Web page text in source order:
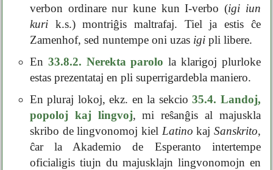
verbon ordinare nur kune kun I-verbo (igi iun
kurik.s.) montriĝis maltrafaj. Tiel ja estis ĉe
Zamenhof, sed nuntempe oni uzas igipli libere.
En 33.8.2. Nerekta parolo la klarigoj plurloke
estas prezentataj en pli superrigardebla maniero.
En pluraj lokoj, ekz. en la sekcio35.4. Landoj,
popoloj kaj lingvoj, mi reŝanĝis al majuskla
skribo de lingvonomoj kiel Latino kaj Sanskrito,
ĉar la Akademio de Esperanto intertempe
oficialigis tiujn du majusklajn lingvonomojn en